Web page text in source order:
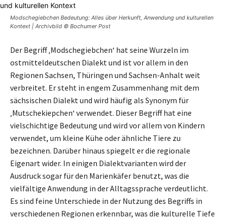
Modschegiebchen Bedeutung: Alles über Herkunft, Anwendung und kulturellen
Kontext | Archivbild © Bochumer Post
Der Begriff ‚Modschegiebchen‘ hat seine Wurzeln im
ostmitteldeutschen Dialekt und ist vor allem in den
Regionen Sachsen, Thüringen und Sachsen-Anhalt weit
verbreitet. Er steht in engem Zusammenhang mit dem
sächsischen Dialekt und wird häufig als Synonym für
‚Mutschekiepchen‘ verwendet. Dieser Begriff hat eine
vielschichtige Bedeutung und wird vor allem von Kindern
verwendet, um kleine Kühe oder ähnliche Tiere zu
bezeichnen. Darüber hinaus spiegelt er die regionale
Eigenart wider. In einigen Dialektvarianten wird der
Ausdruck sogar für den Marienkäfer benutzt, was die
vielfältige Anwendung in der Alltagssprache verdeutlicht.
Es sind feine Unterschiede in der Nutzung des Begriffs in
verschiedenen Regionen erkennbar, was die kulturelle Tiefe